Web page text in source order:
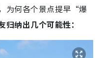
为何各个景点提早“爆
纳出几个可能性：